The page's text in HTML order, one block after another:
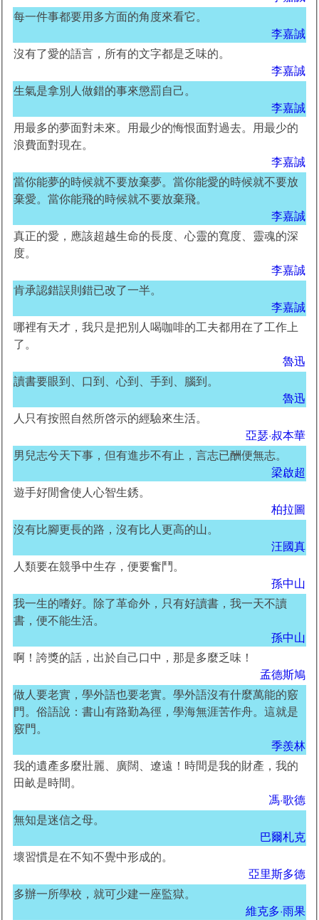
每一件事都要用多方面的角度來看它。
李嘉誠
沒有了愛的語言，所有的文字都是乏味的。
李嘉誠
生氣是拿別人做錯的事來懲罰自己。
李嘉誠
用最多的夢面對未來。用最少的悔恨面對過去。用最少的
浪費面對現在。
李嘉誠
當你能夢的時候就不要放棄夢。當你能愛的時候就不要放
棄愛。當你能飛的時候就不要放棄飛。
李嘉誠
真正的愛，應該超越生命的長度、心靈的寬度、靈魂的深
度。
李嘉誠
肯承認錯誤則錯已改了一半。
李嘉誠
哪裡有天才，我只是把別人喝咖啡的工夫都用在了工作上
了。
魯迅
讀書要眼到、口到、心到、手到、腦到。
魯迅
人只有按照自然所啓示的經驗來生活。
亞瑟·叔本華
男兒志兮天下事，但有進步不有止，言志已酬便無志。
梁啟超
遊手好閒會使人心智生銹。
柏拉圖
沒有比腳更長的路，沒有比人更高的山。
汪國真
人類要在競爭中生存，便要奮鬥。
孫中山
我一生的嗜好。除了革命外，只有好讀書，我一天不讀
書，便不能生活。
孫中山
啊！誇獎的話，出於自己口中，那是多麼乏味！
孟德斯鳩
做人要老實，學外語也要老實。學外語沒有什麼萬能的竅
門。俗語說：書山有路勤為徑，學海無涯苦作舟。這就是
竅門。
季羨林
我的遺產多麼壯麗、廣闊、遼遠！時間是我的財產，我的
田畝是時間。
馮·歌德
無知是迷信之母。
巴爾札克
壞習慣是在不知不覺中形成的。
亞里斯多德
多辦一所學校，就可少建一座監獄。
維克多·雨果